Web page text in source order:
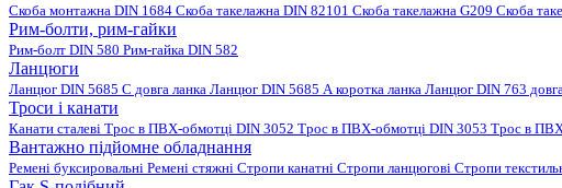
Скоба монтажна DIN 1684 Скоба такелажна DIN 82101 Скоба такелажна G209 Скоба
Рим-болти, рим-гайки
Рим-болт DIN 580 Рим-гайка DIN 582
Ланцюги
Ланцюг DIN 5685 C довга ланка Ланцюг DIN 5685 А коротка ланка Ланцюг DIN 763
Троси і канати
Канати сталеві Трос в ПВХ-обмотці DIN 3052 Трос в ПВХ-обмотці DIN 3053 Трос в
Вантажно підйомне обладнання
Ремені буксировальні Ремені стяжні Стропи канатні Стропи ланцюгові Стропи